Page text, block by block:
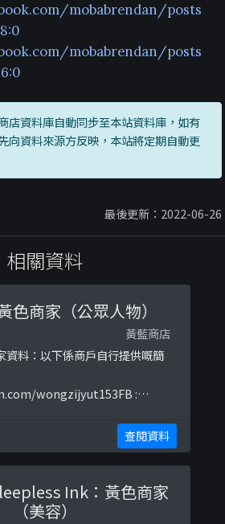
mobabrendan/posts
mobabrendan/posts
店資料庫自動同步至本站資料庫，如有
向資料來源方反映，本站將定期自動更
最後更新：2022-06-26
相關資料
色商家（公眾人物）
黃藍商店
資料：以下係商戶自行提供嘅簡
wongzijyut153FB :
:
以下係相關證明貼文：
p/B0OroO ...
查閱資料
Ink：黃色商家
（美容）